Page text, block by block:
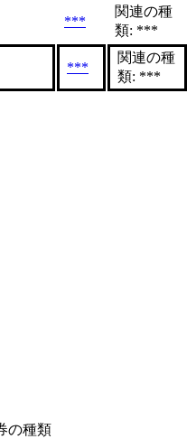
***
関連の種
類: ***
***
関連の種
類: ***
の種類